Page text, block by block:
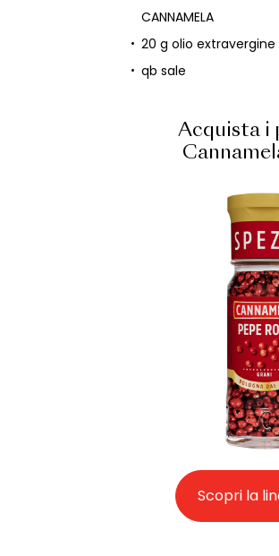
CANNAMELA
20 g olio extravergine
qb sale
Acquista i
Scopri la